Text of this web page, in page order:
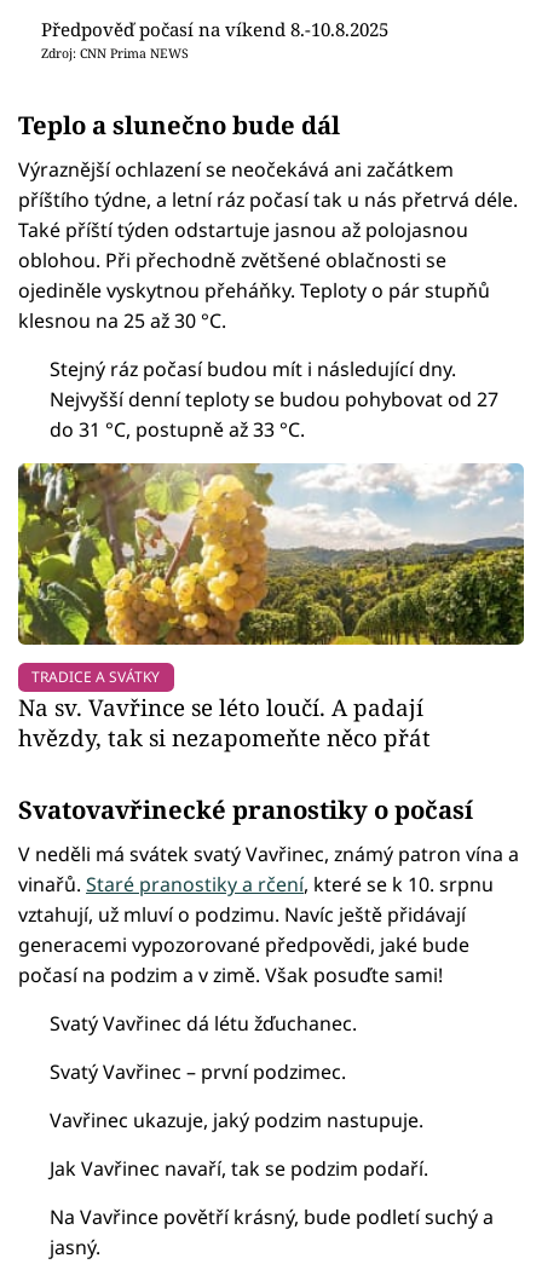
Předpověď počasí na víkend 8.-10.8.2025
Zdroj: CNN Prima NEWS
Teplo a slunečno bude dál
Výraznější ochlazení se neočekává ani začátkem
příštího týdne, a letní ráz počasí tak u nás přetrvá déle.
Také příští týden odstartuje jasnou až polojasnou
oblohou. Při přechodně zvětšené oblačnosti se
ojediněle vyskytnou přeháňky. Teploty o pár stupňů
klesnou na 25 až 30 °C.
Stejný ráz počasí budou mít i následující dny.
Nejvyšší denní teploty se budou pohybovat od 27
do 31 °C, postupně až 33 °C.
TRADICE A SVÁTKY
Na sv. Vavřince se léto loučí. A padají
hvězdy, tak si nezapomeňte něco přát
Svatovavřinecké pranostiky o počasí
V neděli má svátek svatý Vavřinec, známý patron vína a
vinařů. Staré pranostiky a rčení, které se k 10. srpnu
vztahují, už mluví o podzimu. Navíc ještě přidávají
generacemi vypozorované předpovědi, jaké bude
počasí na podzim a v zimě. Však posuďte sami!
Svatý Vavřinec dá létu žďuchanec.
Svatý Vavřinec – první podzimec.
Vavřinec ukazuje, jaký podzim nastupuje.
Jak Vavřinec navaří, tak se podzim podaří.
Na Vavřince povětří krásný, bude podletí suchý a
jasný.